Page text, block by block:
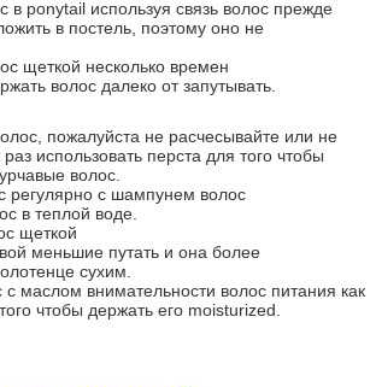
в ponytail используя связь волос прежде
в постель, поэтому оно не
щеткой несколько времен
волос далеко от запутывать.
пожалуйста не расчесывайте или не
использовать перста для того чтобы
волос.
регулярно с шампунем волос
в теплой воде.
щеткой
меньшие путать и она более
сухим.
маслом внимательности волос питания как
чтобы держать его moisturized.